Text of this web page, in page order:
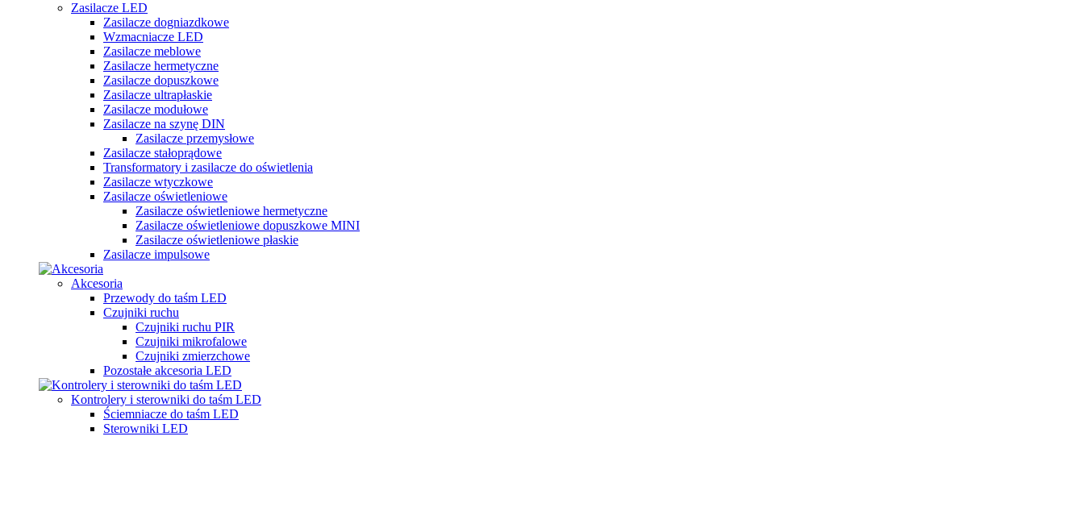
Zasilacze LED
Zasilacze dogniazdkowe
Wzmacniacze LED
Zasilacze meblowe
Zasilacze hermetyczne
Zasilacze dopuszkowe
Zasilacze ultrapłaskie
Zasilacze modułowe
Zasilacze na szynę DIN
Zasilacze przemysłowe
Zasilacze stałoprądowe
Transformatory i zasilacze do oświetlenia
Zasilacze wtyczkowe
Zasilacze oświetleniowe
Zasilacze oświetleniowe hermetyczne
Zasilacze oświetleniowe dopuszkowe MINI
Zasilacze oświetleniowe płaskie
Zasilacze impulsowe
Akcesoria
Przewody do taśm LED
Czujniki ruchu
Czujniki ruchu PIR
Czujniki mikrofalowe
Czujniki zmierzchowe
Pozostałe akcesoria LED
Kontrolery i sterowniki do taśm LED
Ściemniacze do taśm LED
Sterowniki LED